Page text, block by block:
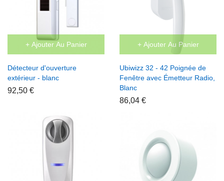
+ Ajouter Au Panier
Détecteur d'ouverture
extérieur - blanc
92,50 €
+ Ajouter Au Panier
Ubiwizz 32 - 42 Poignée de
Fenêtre avec Émetteur Radio,
Blanc
86,04 €